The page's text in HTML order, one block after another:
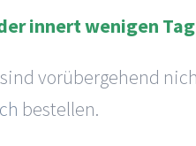
innert wenigen
vorübergehend
bestellen.